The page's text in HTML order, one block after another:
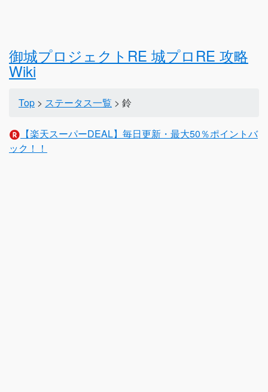
御城プロジェクトRE 城プロRE 攻略
Wiki
Top > ステータス一覧 > 鈴
【楽天スーパーDEAL】毎日更新・最大50％ポイントバ
ック！！